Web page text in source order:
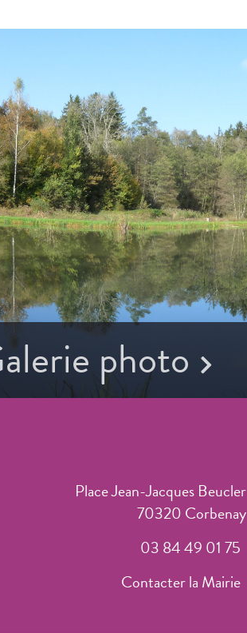
photo
Place Jean-Jacques Beucler
70320 Corbenay
03 84 49 01 75
Contacter la Mairie